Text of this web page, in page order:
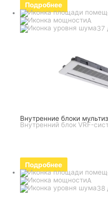
Подробнее
A
37
Внутренние блоки
Внутренний блок VRF-
Подробнее
A
38